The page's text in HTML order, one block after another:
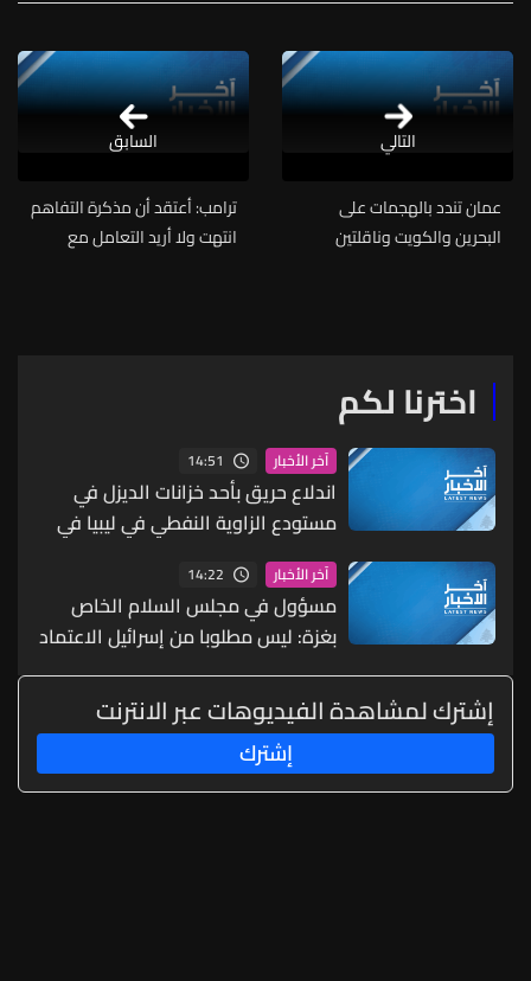
التالي
عمان تندد بالهجمات على
البحرين والكويت وناقلتين
ترامب: أعتقد أن مذكرة التفاهم
انتهت ولا أريد التعامل مع
السابق
اخترنا لكم
آخر الأخبار 14:51
اندلاع حريق بأحد خزانات الديزل في
مستودع الزاوية النفطي في ليبيا في
ظروف لا تزال أسبابها غير معلومة حتى
الآن
آخر الأخبار 14:22
مسؤول في مجلس السلام الخاص
بغزة: ليس مطلوبا من إسرائيل الاعتماد
على الثقة أو اتخاذ خطوات لا رجعة
فيها قبل التحقق من تنفيذ خطوات
ملموسة على الأرض
إشترك لمشاهدة الفيديوهات عبر الانترنت
إشترك